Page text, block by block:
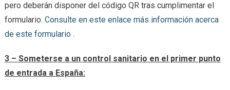
pero deberán disponer del código QR tras cumplimentar el
formulario. Consulte en este enlace más información acerca
de este formulario.
3 – Someterse a un control sanitario en el primer punto
de entrada a España: